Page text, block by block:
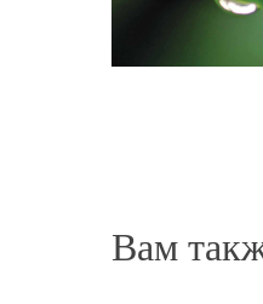
можно
мягкими и
не
Вам